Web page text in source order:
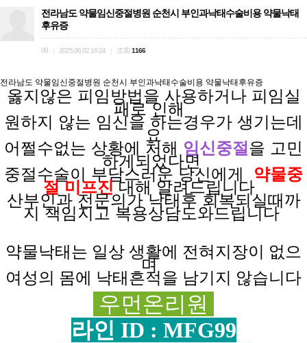
전라남도 약물임신중절병원 순천시 부인과낙태수술비용 약물낙태
후유증
00 2025.06.02 16:24 조회 1166
전라남도 약물임신중절병원 순천시 부인과낙태수술비용 약물낙태후유증
옳지않은 피임방법을 사용하거나피임실
패로인해
원하지 않는 임신을 하는경우가 생기는데
요
어쩔수없는 상황에 처해 임신중절 을 고민
하게되었다면
중절수술이 부담스러운 당신에게 약물중
절 미프진 대해 알려드립니다
산부인과 전문의가낙태후 회복되실때까
지책임지고 복용상담도와드립니다
약물낙태는 일상 생활에 전혀지장이 없으
며
여성의 몸에 낙태흔적을 남기지 않습니다
우먼온리원
라인 ID : MFG99